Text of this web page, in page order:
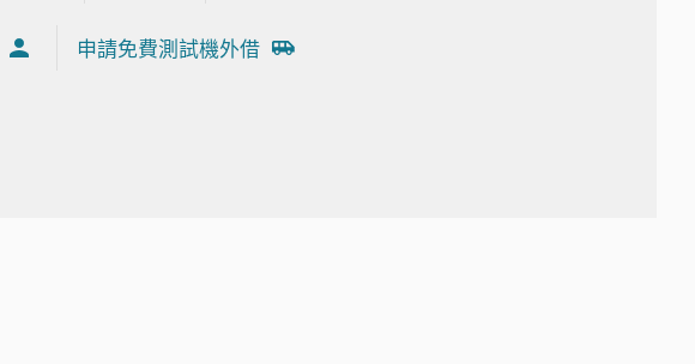
申請免費測試機外借